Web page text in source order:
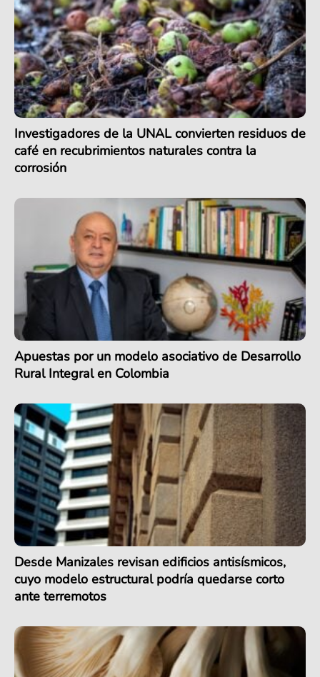
Investigadores de la UNAL convierten residuos de
café en recubrimientos naturales contra la
corrosión
Apuestas por un modelo asociativo de Desarrollo
Rural Integral en Colombia
Desde Manizales revisan edificios antisísmicos,
cuyo modelo estructural podría quedarse corto
ante terremotos